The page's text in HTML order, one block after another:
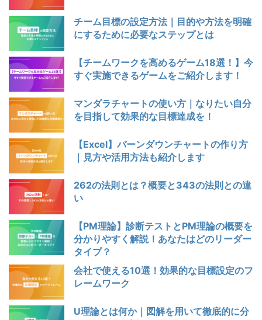
チーム目標の設定方法｜目的や方法を明確
にするために必要なステップとは
【チームワークを高めるゲーム18選！】今
すぐ実施できるゲームをご紹介します！
マンダラチャートの使い方｜なりたい自分
を目指して効果的な目標達成を！
【Excel】バーンダウンチャートの作り方
｜見方や活用方法も紹介します
262の法則とは？概要と343の法則との違
い
【PM理論】診断テストとPM理論の概要を
分かりやすく解説！あなたはどのリーダー
タイプ？
会社で使える10選！効果的な目標設定のフ
レームワーク
U理論とは何か｜図解を用いて徹底的に分